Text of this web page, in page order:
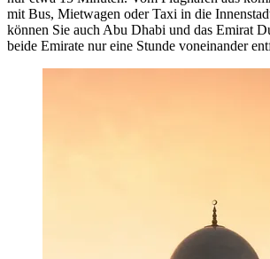
mit Bus, Mietwagen oder Taxi in die
können Sie auch Abu Dhabi und das Emirat
beide Emirate nur eine Stunde voneinander